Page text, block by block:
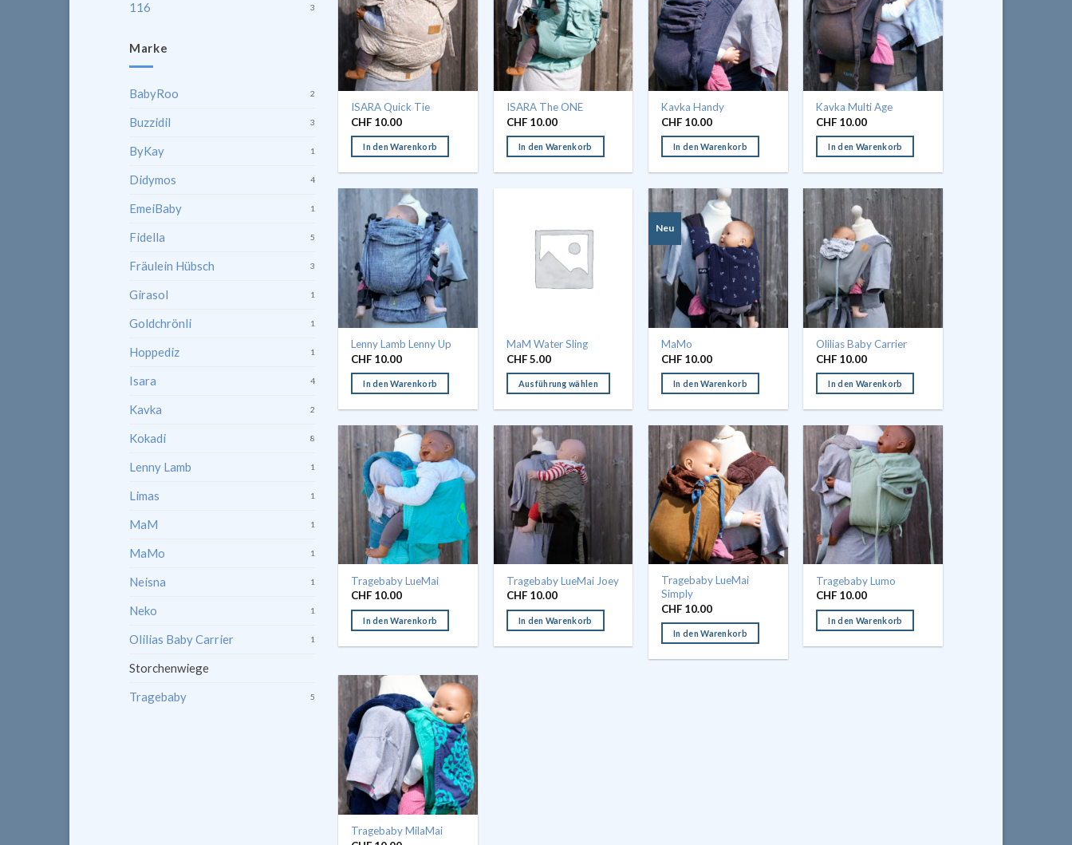
116 3
Marke
BabyRoo 2
Buzzidil 3
ByKay 1
Didymos 4
EmeiBaby 1
Fidella 5
Fräulein Hübsch 3
Girasol 1
Goldchrönli 1
Hoppediz 1
Isara 4
Kavka 2
Kokadi 8
Lenny Lamb 1
Limas 1
MaM 1
MaMo 1
Neisna 1
Neko 1
Olilias Baby Carrier 1
Storchenwiege
Tragebaby
5
ISARA Quick Tie
CHF 10.00
In den Warenkorb
ISARA The ONE
CHF10.00
In den Warenkorb
Kavka Handy
CHF 10.00
In den Warenkorb
Kavka Multi Age
CHF 10.00
In den Warenkorb
Lenny Lamb Lenny Up
CHF 10.00
In den Warenkorb
MaM Water Sling
CHF5.00
Ausführung wählen
mehrere
Varianten
auf.
Die
Optionen
können
auf
Produktseite
gewählt
werden
Neu
MaMo
CHF 10.00
In den Warenkorb
Olilias Baby Carrier
CHF 10.00
In den Warenkorb
Tragebaby LueMai
CHF 10.00
In den Warenkorb
Tragebaby LueMai Joey
CHF10.00
In den Warenkorb
Tragebaby LueMai
Simply
CHF 10.00
In den Warenkorb
Tragebaby Lumo
CHF 10.00
In den Warenkorb
Tragebaby MilaMai